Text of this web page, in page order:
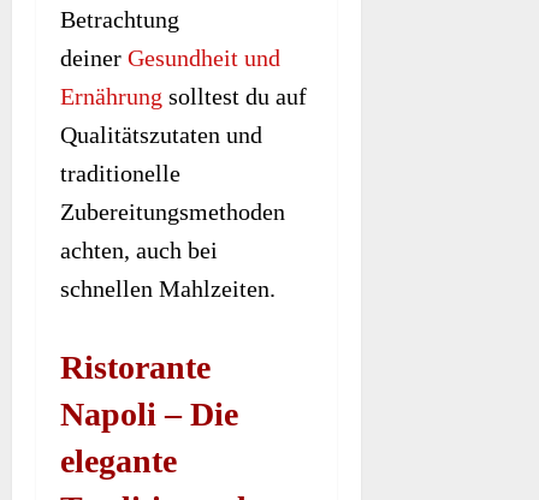
Betrachtung
deiner Gesundheit und
Ernährung solltest du auf
Qualitätszutaten und
traditionelle
Zubereitungsmethoden
achten, auch bei
schnellen Mahlzeiten.
Ristorante
Napoli – Die
elegante